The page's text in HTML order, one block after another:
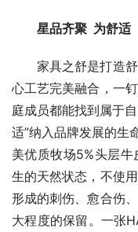
星品齐聚 为舒适
家具之舒是打造
心工艺完美融合，一
庭成员都能找到属于
适”纳入品牌发展的生
美优质牧场5%头层
生的天然状态，不使
形成的刺伤、愈合伤
大程度的保留。一张